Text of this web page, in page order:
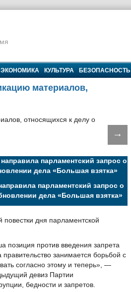
ЭКОНОМИКА КУЛЬТУРА БЕЗОПАСНОСТЬ
материалов,
→
парламентский запрос о
дела «Большая взятка»
повестки дня парламентской
против введения запрета
занимается борьбой с
согласно этому и теперь», —
девиз Партии
бедности и запретов.